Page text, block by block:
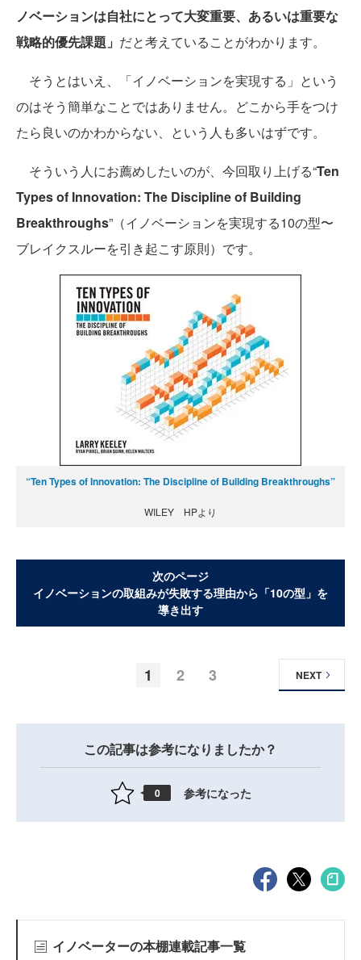
ノベーションは自社にとって大変重要、あるいは重要な
戦略的優先課題」 だと考えていることがわかります。
そうとはいえ、「イノベーションを実現する」という
のはそう簡単なことではありません。どこから手をつけ
たら良いのかわからない、という人も多いはずです。
そういう人にお薦めしたいのが、今回取り上げる“Ten
Types of Innovation: The Discipline of Building
Breakthroughs”（イノベーションを実現する10の型〜
ブレイクスルーを引き起こす原則）です。
“Ten Types of Innovation: The Discipline of Building Breakthroughs”
WILEY HPより
次のページ
イノベーションの取組みが失敗する理由から「10の型」を
導き出す
1 2 3 NEXT
この記事は参考になりましたか？
0 参考になった
イノベーターの本棚連載記事一覧